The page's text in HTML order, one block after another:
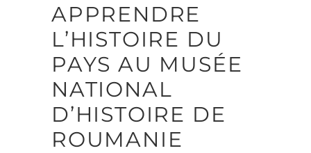
APPRENDRE
L’HISTOIRE DU
PAYS AU MUSÉE
NATIONAL
D’HISTOIRE DE
ROUMANIE